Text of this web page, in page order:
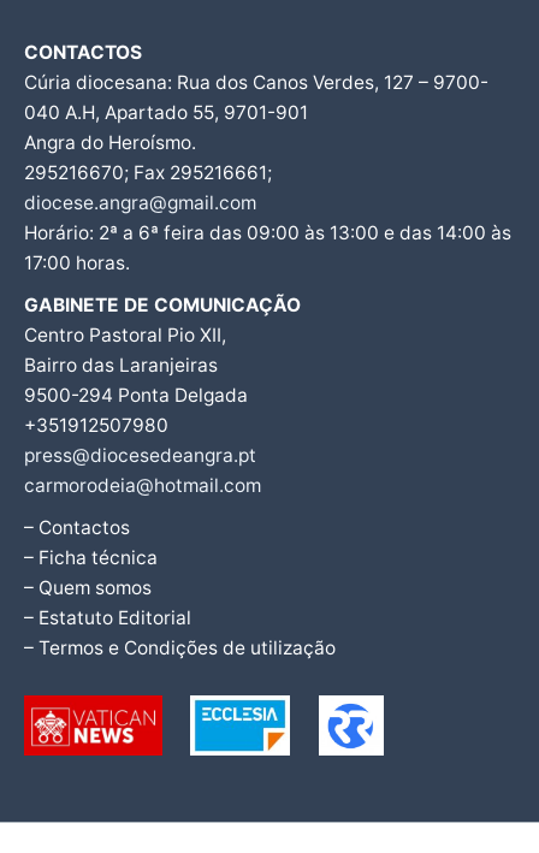
CONTACTOS
Cúria diocesana: Rua dos Canos Verdes, 127 – 9700-
040 A.H, Apartado 55, 9701-901
Angra do Heroísmo.
295216670; Fax 295216661;
diocese.angra@gmail.com
Horário: 2ª a 6ª feira das 09:00 às 13:00 e das 14:00 às
17:00 horas.
GABINETE DE COMUNICAÇÃO
Centro Pastoral Pio XII,
Bairro das Laranjeiras
9500-294 Ponta Delgada
+351912507980
press@diocesedeangra.pt
carmorodeia@hotmail.com
– Contactos
– Ficha técnica
– Quem somos
– Estatuto Editorial
– Termos e Condições de utilização